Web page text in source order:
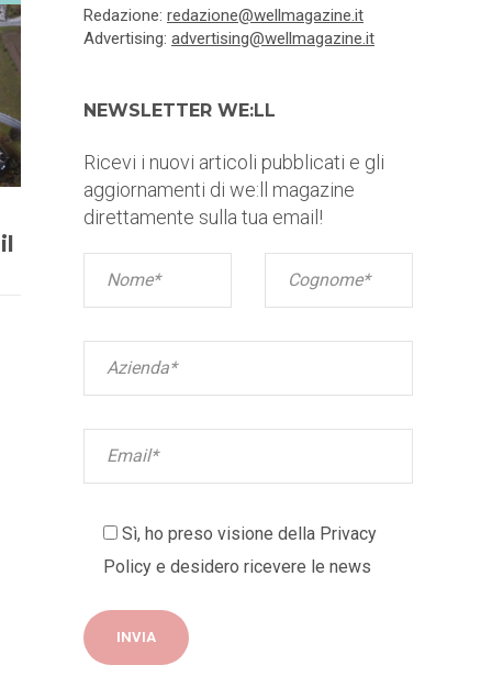
Redazione: redazione@wellmagazine.it
Advertising: advertising@wellmagazine.it
NEWSLETTER WE:LL
Ricevi i nuovi articoli pubblicati e gli
aggiornamenti di we:ll magazine
direttamente sulla tua email!
Sì, ho preso visione della Privacy
Policy e desidero ricevere le news